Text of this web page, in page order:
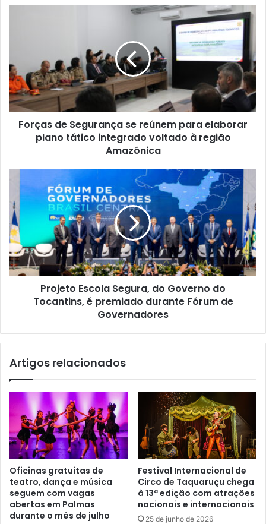
s
e
Forças de Segurança se reúnem para elaborar
plano tático integrado voltado à região
Amazônica
Projeto Escola Segura, do Governo do
Tocantins, é premiado durante Fórum de
Governadores
Artigos relacionados
Oficinas gratuitas de
teatro, dança e música
seguem com vagas
abertas em Palmas
durante o mês de julho
Festival Internacional de
Circo de Taquaruçu chega
à 13ª edição com atrações
nacionais e internacionais
25 de junho de 2026